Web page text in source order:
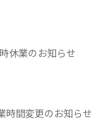
休業のお知らせ
時間変更のお知らせ